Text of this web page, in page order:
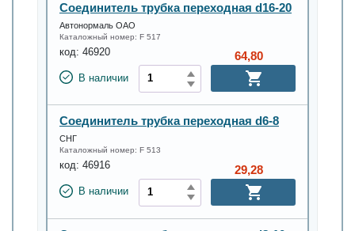
Соединитель трубка переходная d16-20
Автонормаль ОАО
Каталожный номер: F 517
код: 46920
В наличии
64,80
Соединитель трубка переходная d6-8
СНГ
Каталожный номер: F 513
код: 46916
В наличии
29,28